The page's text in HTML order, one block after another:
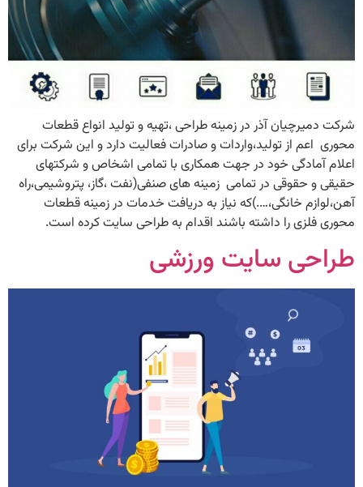
شرکت دمیرچیان آذر در زمینه طراحی ،تهیه و تولید انواع قطعات
محوری اعم از تولید،واردات و صادرات فعالیت دارد و این شرکت برای
اعلام آمادگی خود در جهت همکاری با تمامی اشخاص و شرکتهای
حقیقی و حقوقی در تمامی زمینه های صنفی(نفت ،گاز، پتروشیمی،راه
آهن،لوازم خانگی،….)که نیاز به دریافت خدمات در زمینه قطعات
محوری فلزی را داشته باشند اقدام به طراحی سایت کرده است.
طراحی سایت ورزشی